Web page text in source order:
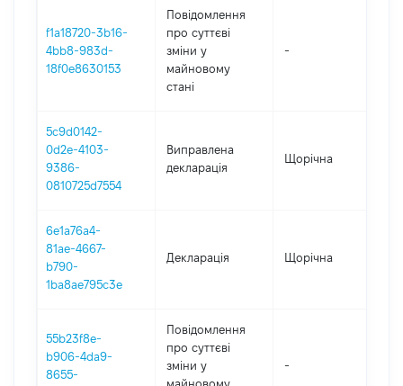
f1a18720-3b16-
4bb8-983d-
18f0e8630153
Повідомлення
про суттєві
зміни y
майновому
стані
-
5c9d0142-
0d2e-4103-
9386-
0810725d7554
Виправлена
декларація
Щорічна
6e1a76a4-
81ae-4667-
b790-
1ba8ae795c3e
Декларація Щорічна
55b23f8e-
b906-4da9-
8655-
Повідомлення
про суттєві
зміни y
майновому
-